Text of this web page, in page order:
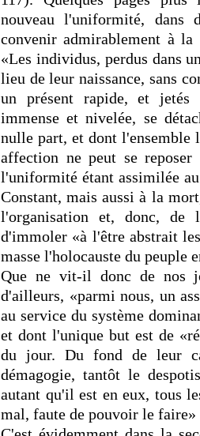
nouveau l'uniformité, dans
convenir admirablement à
«Les individus, perdus dans
lieu de leur naissance, sans
un présent rapide, et jetés
immense et nivelée, se
nulle part, et dont l'ensemble
affection ne peut se
l'uniformité étant assimilée
Constant, mais aussi à la
l'organisation et, donc,
d'immoler «à l'être abstrait
masse l'holocauste du peuple
Que ne vit-il donc de nos
d'ailleurs, «parmi nous, un
au service du système
et dont l'unique but est de
du jour. Du fond de leur
démagogie, tantôt le
autant qu'il est en eux, tous
mal, faute de pouvoir le